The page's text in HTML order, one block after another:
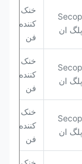
Secop
پلگ ان
خنک
کننده
فن
Secop
پلگ ان
خنک
کننده
فن
Secop
پلگ ان
خنک
کننده
فن